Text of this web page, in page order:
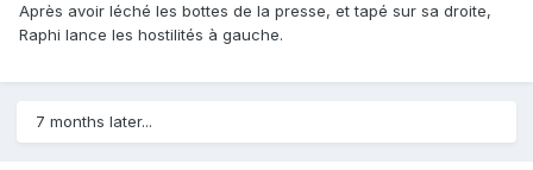
Après avoir léché les bottes de la presse, et tapé sur sa droite,
Raphi lance les hostilités à gauche.
7 months later...